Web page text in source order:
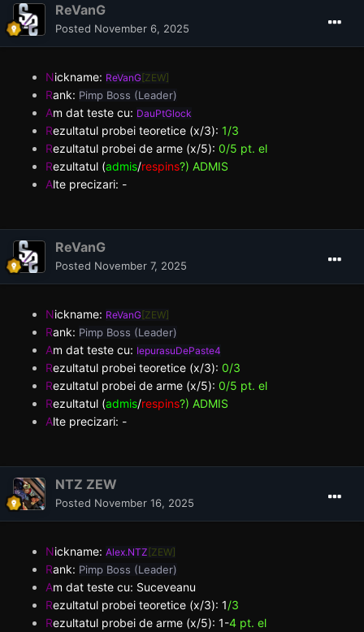
ReVanG
Posted November 6, 2025
Nickname: ReVanG[ZEW]
Rank: Pimp Boss (Leader)
Am dat teste cu: DauPtGlock
Rezultatul probei teoretice (x/3): 1/3
Rezultatul probei de arme (x/5): 0/5 pt. el
Rezultatul (admis/respins?) ADMIS
Alte precizari: -
ReVanG
Posted November 7, 2025
Nickname: ReVanG[ZEW]
Rank: Pimp Boss (Leader)
Am dat teste cu: IepurasuDePaste4
Rezultatul probei teoretice (x/3): 0/3
Rezultatul probei de arme (x/5): 0/5 pt. el
Rezultatul (admis/respins?) ADMIS
Alte precizari: -
NTZ ZEW
Posted November 16, 2025
Nickname: Alex.NTZ[ZEW]
Rank: Pimp Boss (Leader)
Am dat teste cu: Suceveanu
Rezultatul probei teoretice (x/3): 1/3
Rezultatul probei de arme (x/5): 1-4 pt. el